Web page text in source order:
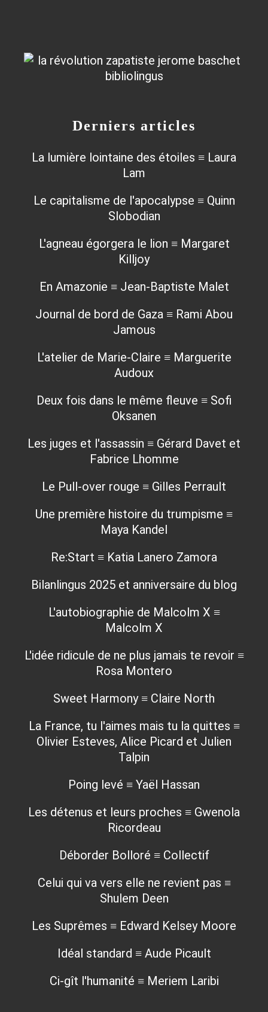
Derniers articles
La lumière lointaine des étoiles ≡ Laura
Lam
Le capitalisme de l'apocalypse ≡ Quinn
Slobodian
L'agneau égorgera le lion ≡ Margaret
Killjoy
En Amazonie ≡ Jean-Baptiste Malet
Journal de bord de Gaza ≡ Rami Abou
Jamous
L'atelier de Marie-Claire ≡ Marguerite
Audoux
Deux fois dans le même fleuve ≡ Sofi
Oksanen
Les juges et l'assassin ≡ Gérard Davet et
Fabrice Lhomme
Le Pull-over rouge ≡ Gilles Perrault
Une première histoire du trumpisme ≡
Maya Kandel
Re:Start ≡ Katia Lanero Zamora
Bilanlingus 2025 et anniversaire du blog
L'autobiographie de Malcolm X ≡
Malcolm X
L'idée ridicule de ne plus jamais te revoir ≡
Rosa Montero
Sweet Harmony ≡ Claire North
La France, tu l'aimes mais tu la quittes ≡
Olivier Esteves, Alice Picard et Julien
Talpin
Poing levé ≡ Yaël Hassan
Les détenus et leurs proches ≡ Gwenola
Ricordeau
Déborder Bolloré ≡ Collectif
Celui qui va vers elle ne revient pas ≡
Shulem Deen
Les Suprêmes ≡ Edward Kelsey Moore
Idéal standard ≡ Aude Picault
Ci-gît l'humanité ≡ Meriem Laribi